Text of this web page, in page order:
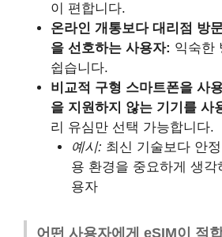
이 편합니다.
온라인 개통보다 대리점 방
을 선호하는 사용자: 익숙한
쉽습니다.
비교적 구형 스마트폰을 사
을 지원하지 않는 기기를 사
리 유심만 선택 가능합니다.
예시: 최신 기술보다 안
용 환경을 중요하게 생
용자
어떤 사용자에게 eSIM이 적